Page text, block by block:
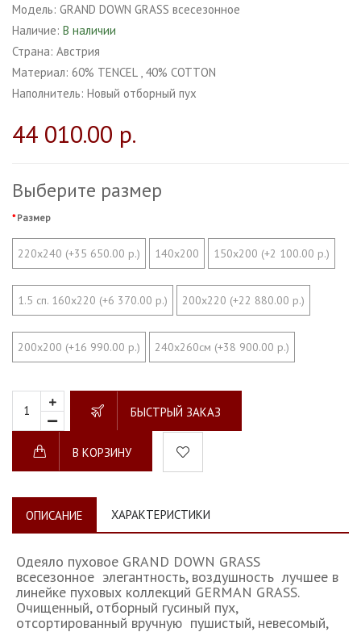
Модель: GRAND DOWN GRASS всесезонное
Наличие: В наличии
Страна: Австрия
Материал: 60% TENCEL , 40% COTТON
Наполнитель: Новый отборный пух
44 010.00 р.
Выберите размер
Размер
220х240 (+35 650.00 р.) 140х200 150х200 (+2 100.00 р.)
1.5 сп. 160х220 (+6 370.00 р.) 200х220 (+22 880.00 р.)
200х200 (+16 990.00 р.) 240х260см (+38 900.00 р.)
БЫСТРЫЙ ЗАКАЗ
В КОРЗИНУ
ОПИСАНИЕ ХАРАКТЕРИСТИКИ
Одеяло пуховое GRAND DOWN GRASS
всесезонное элегантность, воздушность лучшее в
линейке пуховых коллекций GERMAN GRASS.
Очищенный, отборный гусиный пух,
отсортированный вручную пушистый, невесомый,